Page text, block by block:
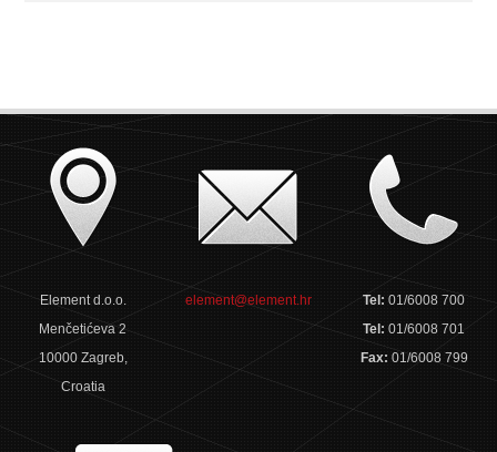
Element d.o.o.
Menčetićeva 2
10000 Zagreb,
Croatia
element@element.hr Tel:01/6008 700
Tel:01/6008 701
Fax: 01/6008 799